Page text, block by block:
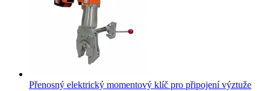
Přenosný elektrický momentový klíč pro připojení výztuže